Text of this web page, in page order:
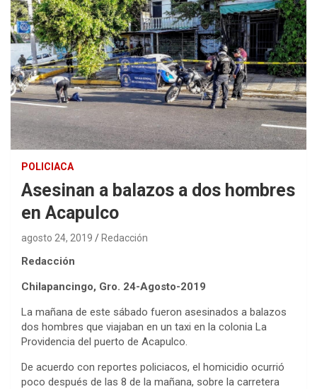
POLICIACA
Asesinan a balazos a dos hombres
en Acapulco
agosto 24, 2019 Redacción
Redacción
Chilapancingo, Gro. 24-Agosto-2019
La mañana de este sábado fueron asesinados a balazos
dos hombres que viajaban en un taxi en la colonia La
Providencia del puerto de Acapulco.
De acuerdo con reportes policiacos, el homicidio ocurrió
poco después de las 8 de la mañana, sobre la carretera